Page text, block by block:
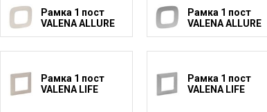
Рамка 1 пост
VALENA ALLURE
Рамка 1 пост
VALENA ALLURE
Рамка 1 пост
VALENA LIFE
Рамка 1 пост
VALENA LIFE